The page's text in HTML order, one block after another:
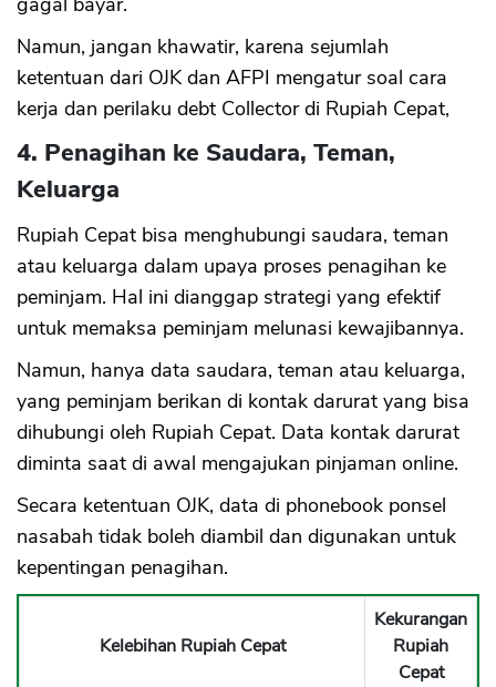
Namun, jangan khawatir, karena sejumlah
ketentuan dari OJK dan AFPI mengatur soal cara
kerja dan perilaku debt Collector di Rupiah Cepat,
4. Penagihan ke Saudara, Teman,
Keluarga
Rupiah Cepat bisa menghubungi saudara, teman
atau keluarga dalam upaya proses penagihan ke
peminjam. Hal ini dianggap strategi yang efektif
untuk memaksa peminjam melunasi kewajibannya.
Namun, hanya data saudara, teman atau keluarga,
yang peminjam berikan di kontak darurat yang bisa
dihubungi oleh Rupiah Cepat. Data kontak darurat
diminta saat di awal mengajukan pinjaman online.
Secara ketentuan OJK, data di phonebook ponsel
nasabah tidak boleh diambil dan digunakan untuk
kepentingan penagihan.
Kelebihan Rupiah Cepat
Kekurangan
Rupiah
Cepat